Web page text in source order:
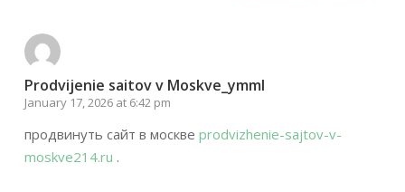
Prodvijenie saitov v Moskve_ymml
January 17, 2026 at 6:42 pm
продвинуть сайт в москве prodvizhenie-sajtov-v-
moskve214.ru .